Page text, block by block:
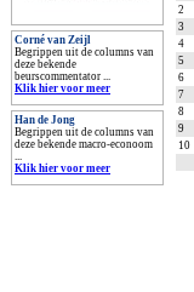
2
3
4
5
6
7
8
9
10
Corné van Zeijl
Begrippen uit de columns van
deze bekende
beurscommentator ...
Klik hier voor meer
Han de Jong
Begrippen uit de columns van
deze bekende macro-econoom
...
Klik hier voor meer